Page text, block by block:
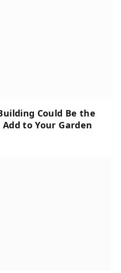
Could Be the
to Your Garden